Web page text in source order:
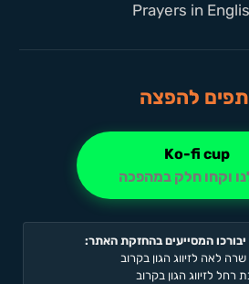
להפצה
וקחו חלק במהפכה
המסייעים בהחזקת האתר:
שרה לאה לזיווג הגון בקרוב
רחל לזיווג הגון בקרוב